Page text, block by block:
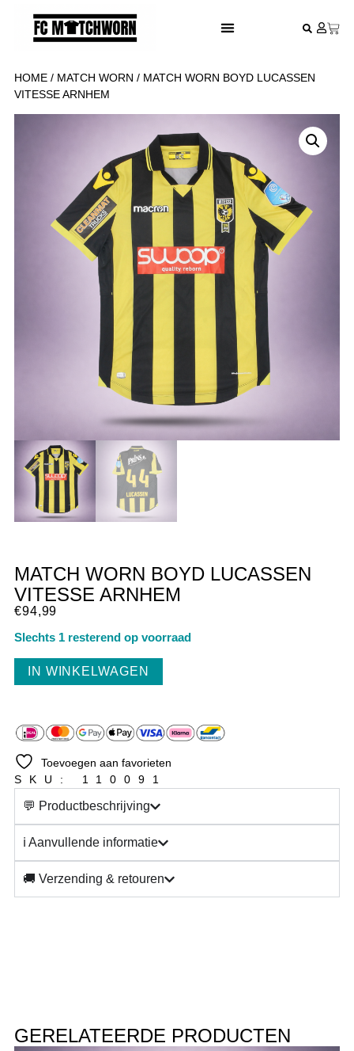
HOME/ MATCH WORN / MATCH WORN BOYD LUCASSEN
VITESSE ARNHEM
MATCH WORN BOYD LUCASSEN
VITESSE ARNHEM
€94,99
Slechts 1 resterend op voorraad
IN WINKELWAGEN
Toevoegen aan favorieten
SKU: 110091
💬 Productbeschrijving
ℹ️ Aanvullende informatie
🚚 Verzending & retouren
GERELATEERDE PRODUCTEN